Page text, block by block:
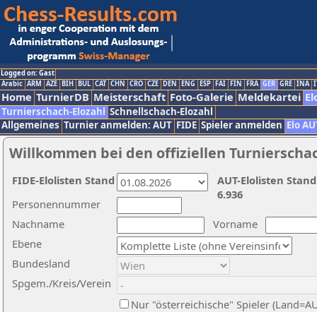
Logged on: Gast
Arabic ARM AZE BIH BUL CAT CHN CRO CZE DEN ENG ESP FAI FIN FRA GER GRE INA
Home TurnierDB Meisterschaft Foto-Galerie Meldekartei
Turnierschach-Elozahl Schnellschach-Elozahl
Allgemeines Turnier anmelden: AUT FIDE Spieler anmelden Elo
Willkommen bei den offiziellen
Nachname
Vorname
Ebene
Personennummer
Bundesland
Spgem./Kreis/Verein
Nur "österreichische" Spieler
AUT-Elolisten
6.936
FIDE-Elolisten Stand